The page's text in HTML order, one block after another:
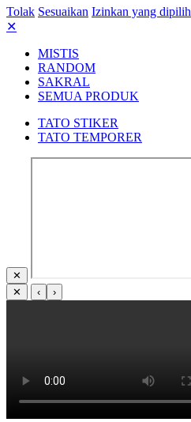
Tolak Sesuaikan Izinkan yang dipilih
✕
MISTIS
RANDOM
SAKRAL
SEMUA PRODUK
TATO STIKER
TATO TEMPORER
✕
✕
‹ ›